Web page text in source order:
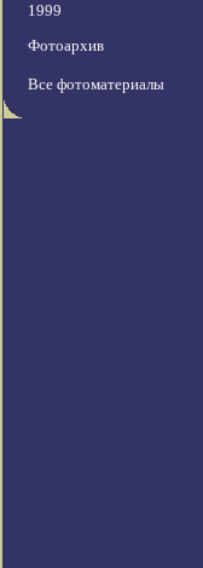
1999
Фотоархив
Все фотоматериалы